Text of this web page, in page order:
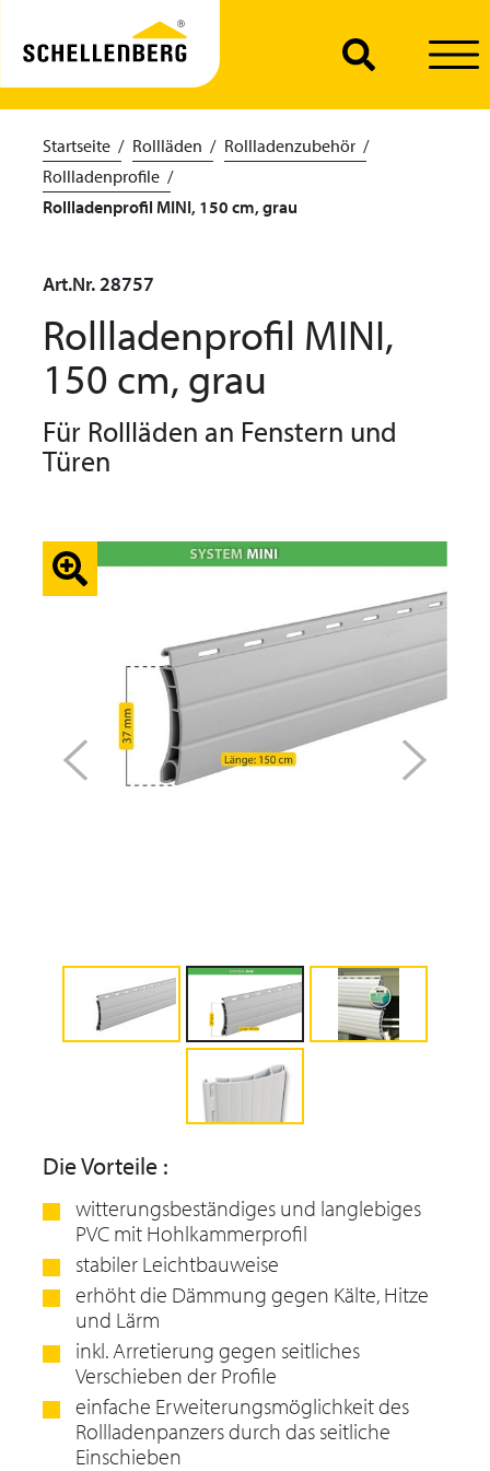
Startseite Rollläden
Rollladenzubehör
Rollladenprofile
Rollladenprofil MINI, 150 cm, grau
Art.Nr. 28757
Rollladenprofil MINI,
150 cm, grau
Für Rollläden an Fenstern und
Türen
Die Vorteile :
witterungsbeständiges und langlebiges
PVC mit Hohlkammerprofil
stabiler Leichtbauweise
erhöht die Dämmung gegen Kälte, Hitze
und Lärm
inkl. Arretierung gegen seitliches
Verschieben der Profile
einfache Erweiterungsmöglichkeit des
Rollladenpanzers durch das seitliche
Einschieben